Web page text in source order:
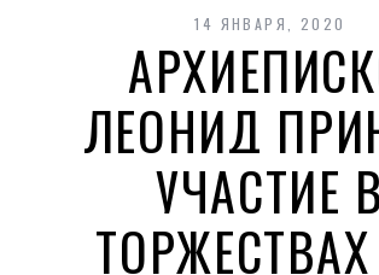
14 ЯНВАРЯ, 2020
ЛЕОНИД
УЧАСТИЕ В